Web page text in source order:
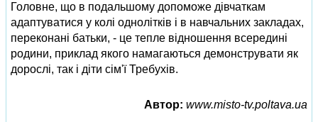
Головне, що в подальшому допоможе дівчаткам
адаптуватися у колі однолітків і в навчальних закладах,
переконані батьки, - це тепле відношення всередині
родини, приклад якого намагаються демонструвати як
дорослі, так і діти сім'ї Требухів.
Автор: www.misto-tv.poltava.ua